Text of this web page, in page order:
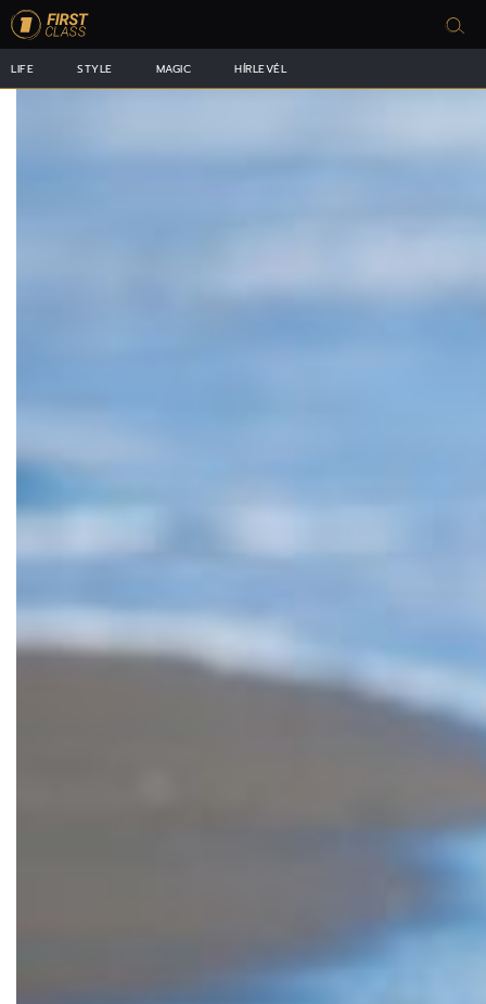
LIFE STYLE MAGIC HÍRLEVÉL